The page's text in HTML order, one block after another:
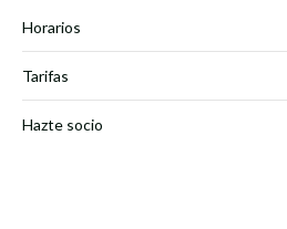
Horarios
Tarifas
Hazte socio